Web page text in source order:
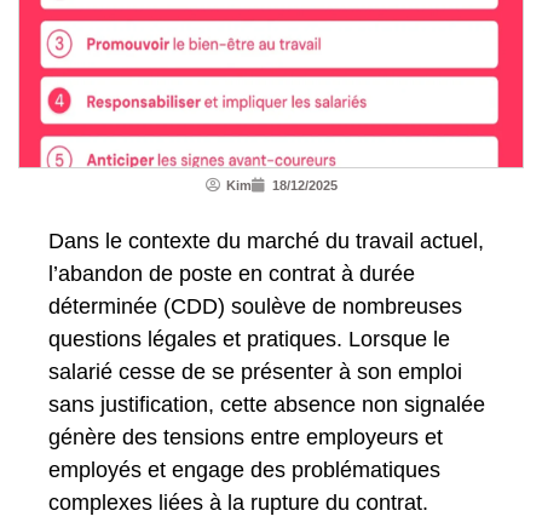
Kim 18/12/2025
Dans le contexte du marché du travail actuel,
l’abandon de poste en contrat à durée
déterminée (CDD) soulève de nombreuses
questions légales et pratiques. Lorsque le
salarié cesse de se présenter à son emploi
sans justification, cette absence non signalée
génère des tensions entre employeurs et
employés et engage des problématiques
complexes liées à la rupture du contrat.